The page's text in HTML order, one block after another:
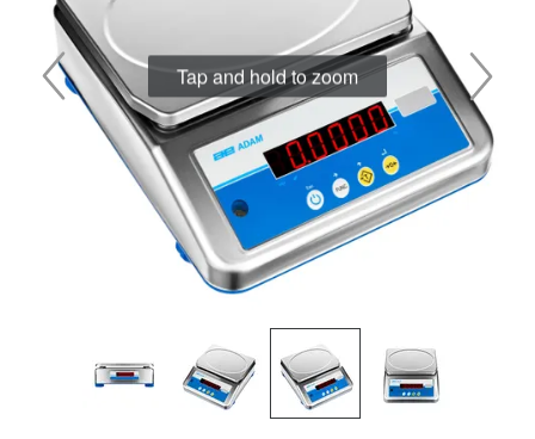
imágenes
Tap and hold to zoom